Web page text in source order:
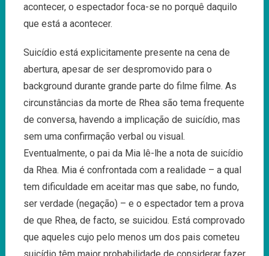
acontecer, o espectador foca-se no porquê daquilo
que está a acontecer.
Suicídio está explicitamente presente na cena de
abertura, apesar de ser despromovido para o
background durante grande parte do filme filme. As
circunstâncias da morte de Rhea são tema frequente
de conversa, havendo a implicação de suicídio, mas
sem uma confirmação verbal ou visual.
Eventualmente, o pai da Mia lê-lhe a nota de suicídio
da Rhea. Mia é confrontada com a realidade – a qual
tem dificuldade em aceitar mas que sabe, no fundo,
ser verdade (negação) – e o espectador tem a prova
de que Rhea, de facto, se suicidou. Está comprovado
que aqueles cujo pelo menos um dos pais cometeu
suicídio têm maior probabilidade de considerar fazer